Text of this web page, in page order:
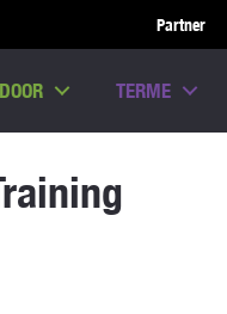
Partner
TERME